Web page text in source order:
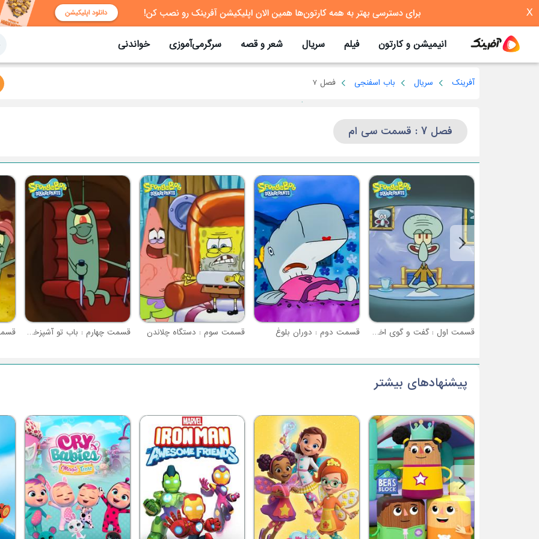
X
انیمیشن و کارتون فیلم سریال شعر و قصه سرگرمی‌آموزی خواندنی
آفرینک سریال باب اسفنجی فصل 7
فصل 7 : قسمت سی ام
قسمت اول : گفت و گوی اختاپوسی قسمت دوم : دوران بلوغ قسمت سوم : دستگاه چلاندن قسمت چهارم : باب تو آشپزخونه
پیشنهادهای بیشتر